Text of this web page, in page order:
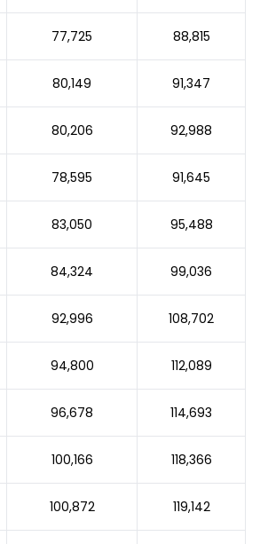
77,725 88,815
80,149 91,347
80,206 92,988
78,595 91,645
83,050 95,488
84,324 99,036
92,996 108,702
94,800 112,089
96,678 114,693
100,166 118,366
100,872 119,142